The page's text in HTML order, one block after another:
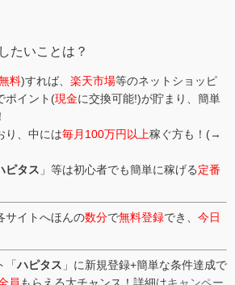
たいことは？
料)すれば、 楽天市場等のネットショッピ
ポイント(現金に交換可能!)が貯まり、簡単
り、中には毎月100万円以上稼ぐ方も！(→
ピタス 」等は初心者でも簡単に稼げる定番
サイトへほんの数分で無料登録でき、 今日
「ハピタス 」に新規登録+簡単な条件達成で
員 もらえる大チャンス！詳細はキャンペー